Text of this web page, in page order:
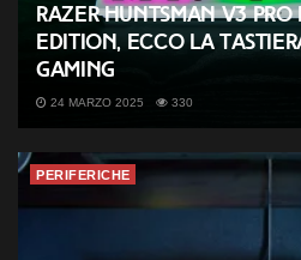
Razer Huntsman V3
Edition, ecco la
Gaming
24 MARZO 2025 330
PERIFERICHE